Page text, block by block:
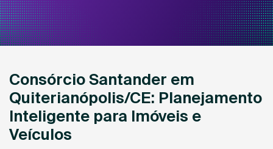
Consórcio Santander em
Quiterianópolis/CE: Planejamento
Inteligente para Imóveis e
Veículos